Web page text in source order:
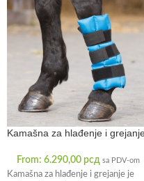
Kamašna za hlađenje i
From: 6.290,00 рсд sa PDV-om
Kamašna za hlađenje i grejanje je